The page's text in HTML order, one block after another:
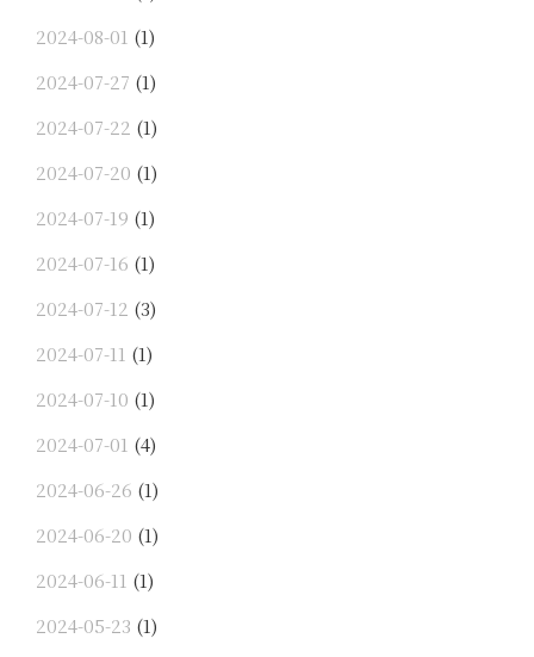
2024-08-01 (1)
2024-07-27 (1)
2024-07-22 (1)
2024-07-20 (1)
2024-07-19 (1)
2024-07-16 (1)
2024-07-12 (3)
2024-07-11 (1)
2024-07-10 (1)
2024-07-01 (4)
2024-06-26 (1)
2024-06-20 (1)
2024-06-11 (1)
2024-05-23 (1)